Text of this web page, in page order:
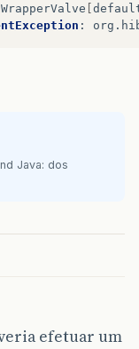
: org .
Java: dos
efetuar um